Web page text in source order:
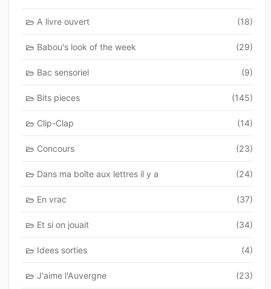
A livre ouvert (18)
Babou's look of the week (29)
Bac sensoriel (9)
Bits pieces (145)
Clip-Clap (14)
Concours (23)
Dans ma boîte aux lettres il y a (24)
En vrac (37)
Et si on jouait (34)
Idees sorties (4)
J'aime l'Auvergne (23)